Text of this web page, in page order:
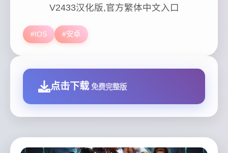
V2433汉化版,官方繁体中文入口
#IOS #安卓
点击下载 免费完整版